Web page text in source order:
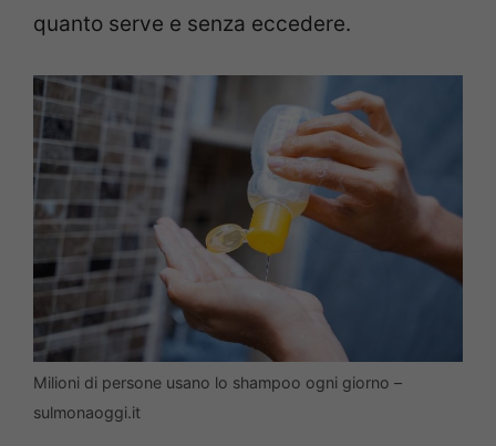
quanto serve e senza eccedere.
Milioni di persone usano lo shampoo ogni giorno –
sulmonaoggi.it